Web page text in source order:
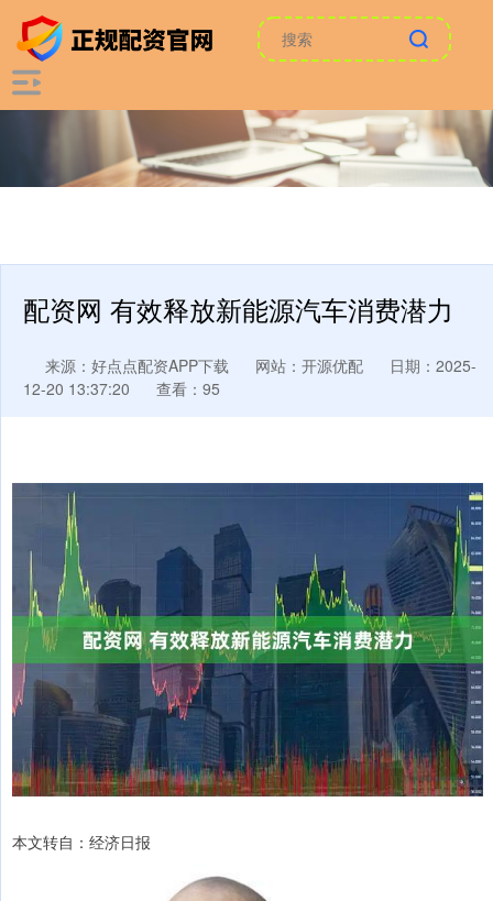
配资网 有效释放新能源汽车消费潜力
来源：好点点配资APP下载 网站：开源优配
日期：2025-
12-20 13:37:20
查看：95
本文转自：经济日报